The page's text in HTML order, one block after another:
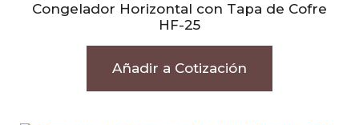
Congelador Horizontal con Tapa de Cofre
HF-25
Añadir a Cotización